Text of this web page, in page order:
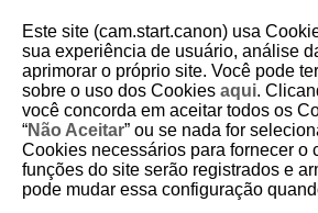
D233-015
Disposição Múltipla
Apresentação com Disposição
Este site (cam.start.canon) usa
sua experiência de usuário, análise
aprimorar o próprio site. Você pode
sobre o uso dos Cookies aqui.
você concorda em aceitar todos os
“Não Aceitar” ou se nada for
Cookies necessários para fornecer o
funções do site serão registrados e
pode mudar essa configuração